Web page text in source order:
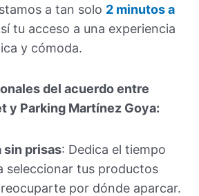
a tan solo 2 minutos a
tu acceso a una experiencia
y cómoda.
del acuerdo entre
y Parking Martínez Goya:
sin prisas: Dedica el tiempo
seleccionar tus productos
por dónde aparcar.